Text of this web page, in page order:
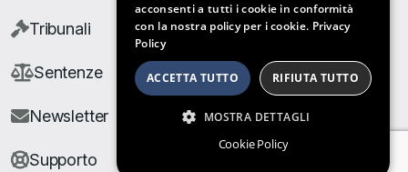
Tribunali
Sentenze
Newsletter
Supporto
acconsenti a tutti i cookie in conformità
con la nostra policy per i cookie. Privacy
Policy
ACCETTA TUTTO RIFIUTA TUTTO
MOSTRA DETTAGLI
Cookie Policy